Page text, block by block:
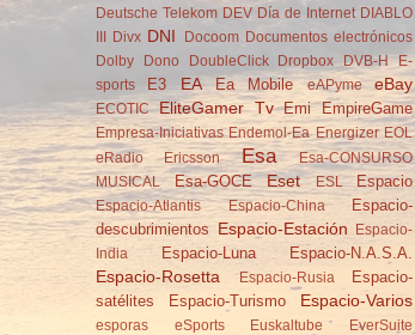
Deutsche Telekom DEV Día de Internet DIABLO
Divx DNI Docoom
Documentos electrónicos
Dolby
Dono DoubleClick Dropbox DVB-H
E-
sports
E3 EA Ea Mobile eAPyme eBay
ECOTIC EliteGamer Tv Emi EmpireGame
Empresa-Iniciativas Endemol-Ea Energizer EOL
eRadio
Ericsson Esa
Esa-CONSURSO
MUSICAL
Esa-GOCE Eset ESL Espacio
Espacio-Atlantis Espacio-China
Espacio-
descubrimientos Espacio-Estación
Espacio-
India
Espacio-Luna Espacio-N.A.S.A.
Espacio-Rosetta Espacio-Rusia
Espacio-
satélites
Espacio-Turismo Espacio-Varios
esporas eSports Euskaltube EverSuite